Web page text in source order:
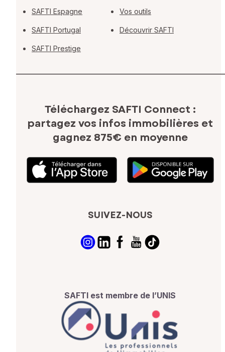
SAFTI Espagne
SAFTI Portugal
SAFTI Prestige
Vos outils
Découvrir SAFTI
Téléchargez SAFTI Connect :
partagez vos infos immobilières et
gagnez 875€ en moyenne
SUIVEZ-NOUS
SAFTI est membre de l’UNIS